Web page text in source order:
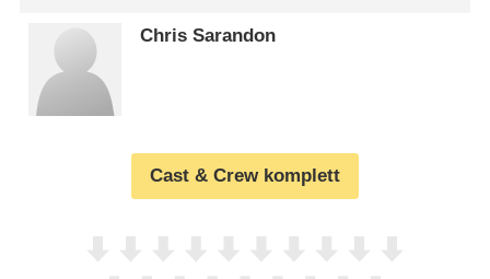
Chris Sarandon
Cast & Crew komplett